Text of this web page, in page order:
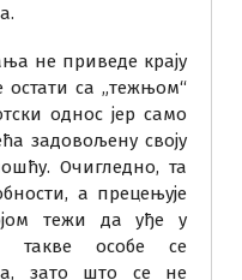
не приведе крају
остати са „тежњом“
однос јер само
задовољену своју
Очигледно, та
а прецењује
тежи да уђе у
такве особе се
зато што се не